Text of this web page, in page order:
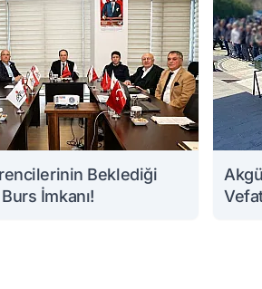
Beklediği
İmkanı!